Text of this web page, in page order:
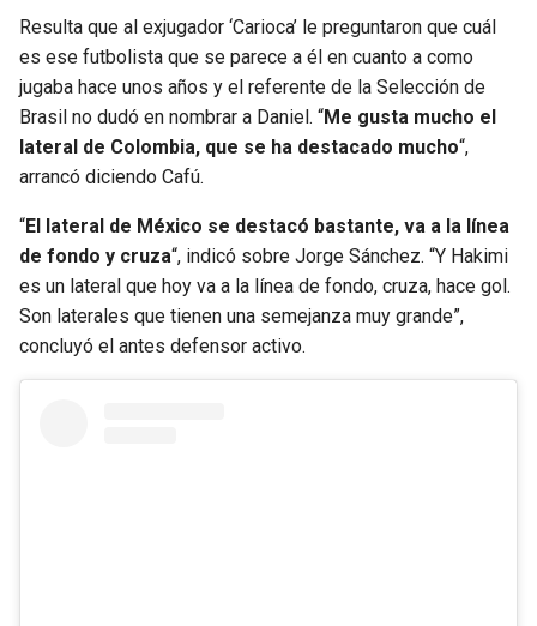
Resulta que al exjugador ‘Carioca’ le preguntaron que cuál
es ese futbolista que se parece a él en cuanto a como
jugaba hace unos años y el referente de la Selección de
Brasil no dudó en nombrar a Daniel. “Me gusta mucho el
lateral de Colombia, que se ha destacado mucho“,
arrancó diciendo Cafú.
“El lateral de México se destacó bastante, va a la línea
de fondo y cruza“, indicó sobre Jorge Sánchez. “Y Hakimi
es un lateral que hoy va a la línea de fondo, cruza, hace gol.
Son laterales que tienen una semejanza muy grande”,
concluyó el antes defensor activo.